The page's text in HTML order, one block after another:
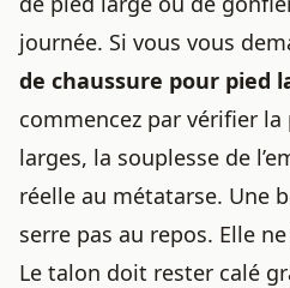
journée. Si vous vous
de chaussure pour pied
commencez par vérifier la
larges, la souplesse de
réelle au métatarse. Une
serre pas au repos. Elle
Le talon doit rester calé